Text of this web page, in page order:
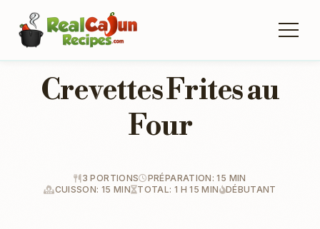
Crevettes Frites au
Four
3 PORTIONS
PRÉPARATION: 15 MIN
CUISSON: 15 MIN
TOTAL: 1 H 15 MIN DÉBUTANT